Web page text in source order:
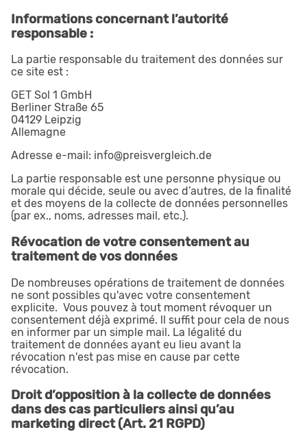
Informations concernant l’autorité
responsable :
La partie responsable du traitement des données sur
ce site est :
GET Sol 1 GmbH
Berliner Straße 65
04129 Leipzig
Allemagne
Adresse e-mail: info@preisvergleich.de
La partie responsable est une personne physique ou
morale qui décide, seule ou avec d’autres, de la finalité
et des moyens de la collecte de données personnelles
(par ex., noms, adresses mail, etc.).
Révocation de votre consentement au
traitement de vos données
De nombreuses opérations de traitement de données
ne sont possibles qu'avec votre consentement
explicite. Vous pouvez à tout moment révoquer un
consentement déjà exprimé. ll suffit pour cela de nous
en informer par un simple mail. La légalité du
traitement de données ayant eu lieu avant la
révocation n'est pas mise en cause par cette
révocation.
Droit d’opposition à la collecte de données
dans des cas particuliers ainsi qu’au
marketing direct (Art. 21 RGPD)